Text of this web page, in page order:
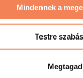
Mindennek a
Testre szabás
Megtagad